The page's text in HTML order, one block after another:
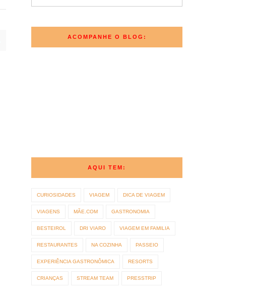
ACOMPANHE O BLOG:
AQUI TEM:
CURIOSIDADES VIAGEM DICA DE VIAGEM
VIAGENS MÃE.COM GASTRONOMIA
BESTEIROL DRI VIARO VIAGEM EM FAMILIA
RESTAURANTES NA COZINHA PASSEIO
EXPERIÊNCIA GASTRONÔMICA RESORTS
CRIANÇAS STREAM TEAM PRESSTRIP